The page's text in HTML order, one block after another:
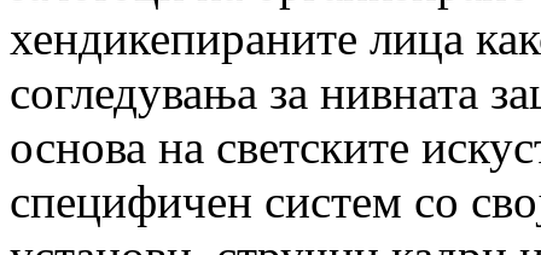
хендикепираните лица
согледувања за нивната
основа на светските
специфичен систем со